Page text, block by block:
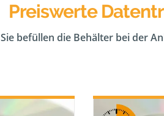
Preiswerte
befüllen die Behälter bei der